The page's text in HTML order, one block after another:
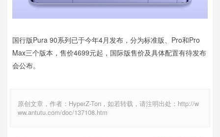
国行版Pura 90系列已于今年4月发布，分为标准版、Pro和Pro
Max三个版本，售价4699元起，国际版售价及具体配置有待发布
会公布。
原创文章，作者：HyperZ-Ton，如若转载，请注明出处：http://w
ww.antutu.com/doc/137108.htm